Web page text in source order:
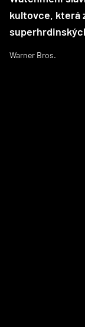
kultovce, která
Warner Bros.